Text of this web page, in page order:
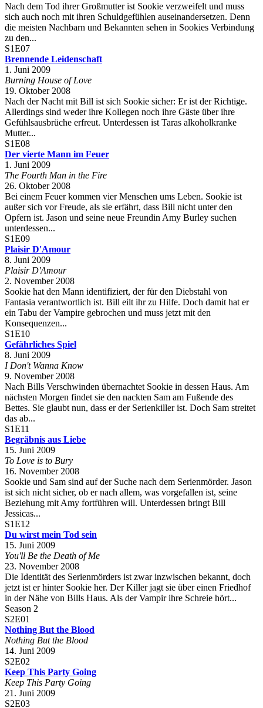
Nach dem Tod ihrer Großmutter ist Sookie verzweifelt und muss
sich auch noch mit ihren Schuldgefühlen auseinandersetzen. Denn
die meisten Nachbarn und Bekannten sehen in Sookies Verbindung
zu den...
S1E07
Brennende Leidenschaft
1. Juni 2009
Burning House of Love
19. Oktober 2008
Nach der Nacht mit Bill ist sich Sookie sicher: Er ist der Richtige.
Allerdings sind weder ihre Kollegen noch ihre Gäste über ihre
Gefühlsausbrüche erfreut. Unterdessen ist Taras alkoholkranke
Mutter...
S1E08
Der vierte Mann im Feuer
1. Juni 2009
The Fourth Man in the Fire
26. Oktober 2008
Bei einem Feuer kommen vier Menschen ums Leben. Sookie ist
außer sich vor Freude, als sie erfährt, dass Bill nicht unter den
Opfern ist. Jason und seine neue Freundin Amy Burley suchen
unterdessen...
S1E09
Plaisir D'Amour
8. Juni 2009
Plaisir D'Amour
2. November 2008
Sookie hat den Mann identifiziert, der für den Diebstahl von
Fantasia verantwortlich ist. Bill eilt ihr zu Hilfe. Doch damit hat er
ein Tabu der Vampire gebrochen und muss jetzt mit den
Konsequenzen...
S1E10
Gefährliches Spiel
8. Juni 2009
I Don't Wanna Know
9. November 2008
Nach Bills Verschwinden übernachtet Sookie in dessen Haus. Am
nächsten Morgen findet sie den nackten Sam am Fußende des
Bettes. Sie glaubt nun, dass er der Serienkiller ist. Doch Sam streitet
das ab...
S1E11
Begräbnis aus Liebe
15. Juni 2009
To Love is to Bury
16. November 2008
Sookie und Sam sind auf der Suche nach dem Serienmörder. Jason
ist sich nicht sicher, ob er nach allem, was vorgefallen ist, seine
Beziehung mit Amy fortführen will. Unterdessen bringt Bill
Jessicas...
S1E12
Du wirst mein Tod sein
15. Juni 2009
You'll Be the Death of Me
23. November 2008
Die Identität des Serienmörders ist zwar inzwischen bekannt, doch
jetzt ist er hinter Sookie her. Der Killer jagt sie über einen Friedhof
in der Nähe von Bills Haus. Als der Vampir ihre Schreie hört...
Season 2
S2E01
Nothing But the Blood
Nothing But the Blood
14. Juni 2009
S2E02
Keep This Party Going
Keep This Party Going
21. Juni 2009
S2E03